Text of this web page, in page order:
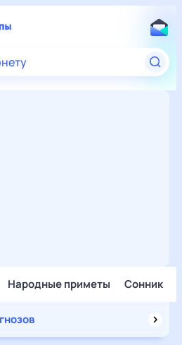
Народные приметы Сонник